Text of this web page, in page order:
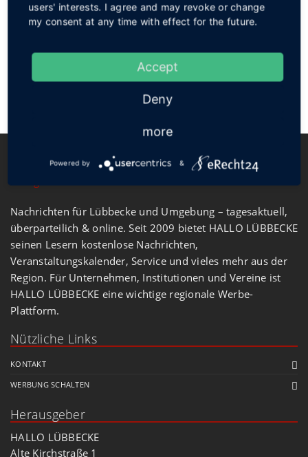
Nachrichten für Lübbecke und Umgebung – tagesaktuell,
überparteilich & online. Seit 2009 bietet HALLO LÜBBECKE
seinen Lesern kostenlose Nachrichten,
Veranstaltungskalender, Service und vieles mehr aus der
Region. Für Unternehmen, Institutionen und Vereine ist
HALLO LÜBBECKE eine wichtige regionale Werbe-
Plattform.
Nützliche Links
KONTAKT
WERBUNG SCHALTEN
Herausgeber
HALLO LÜBBECKE
Alte Kirchstraße 1
users' interests. I agree and may revoke or change
my consent at any time with effect for the future.
Accept
Deny
more
Powered by &